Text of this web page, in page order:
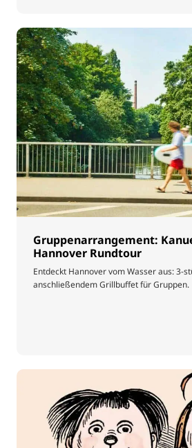
Gruppenarrangement:
Hannover Rundtour
Entdeckt Hannover vom Wasser aus: 3-
anschließendem Grillbuffet für Gruppen.